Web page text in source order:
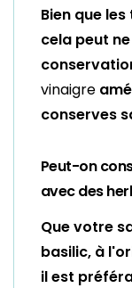
Bien que
cela peut
vinaigre
conserves
Peut-on
avec des
Que votre
basilic, à
il est